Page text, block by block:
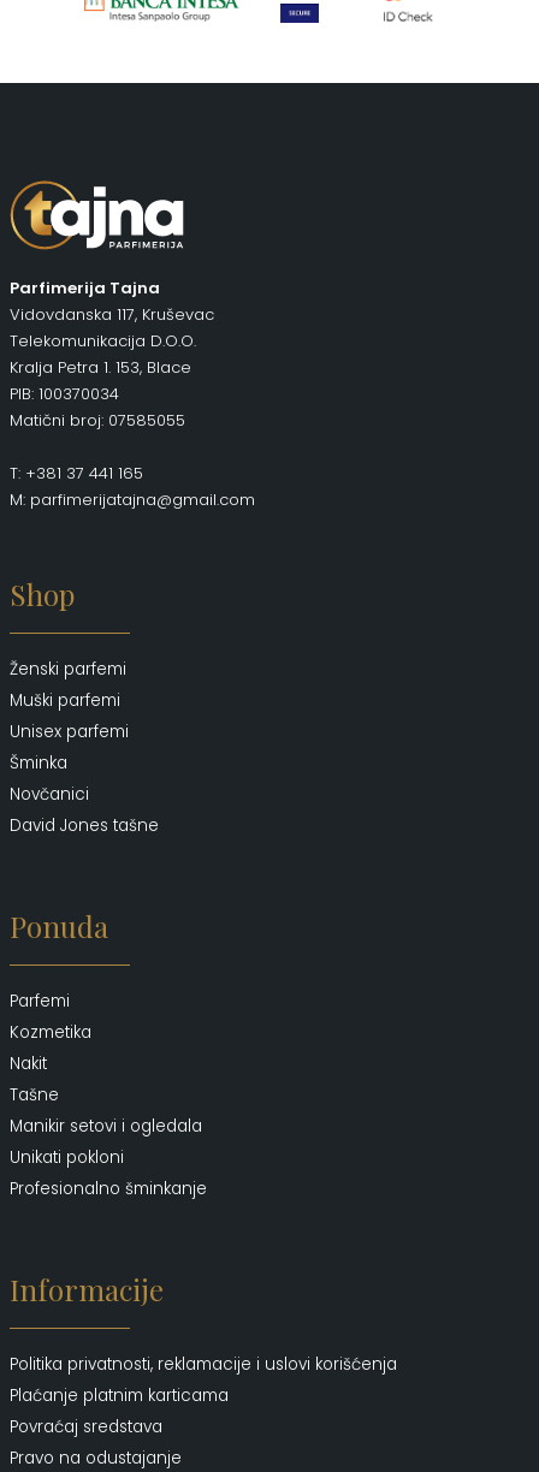
Parfimerija Tajna
Vidovdanska 117, Kruševac
Telekomunikacija D.O.O.
Kralja Petra 1. 153, Blace
PIB: 100370034
Matični broj: 07585055
T: +381 37 441 165
M: parfimerijatajna@gmail.com
Shop
Ženski parfemi
Muški parfemi
Unisex parfemi
Šminka
Novčanici
David Jones tašne
Ponuda
Parfemi
Kozmetika
Nakit
Tašne
Manikir setovi i ogledala
Unikati pokloni
Profesionalno šminkanje
Informacije
Politika privatnosti, reklamacije i uslovi korišćenja
Plaćanje platnim karticama
Povraćaj sredstava
Pravo na odustajanje